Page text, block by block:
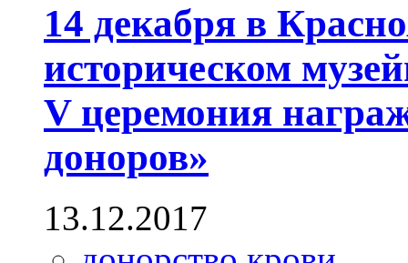
14 декабря в
историческом
V церемония
доноров»
13.12.2017